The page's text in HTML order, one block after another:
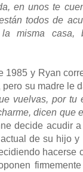
en unos te
todos de
misma casa,
1985 y Ryan
su madre le
vuelvas, por
dicen que
decide acudir
de su hijo y
hacerse